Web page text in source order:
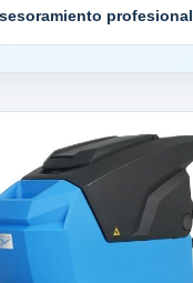
profesional